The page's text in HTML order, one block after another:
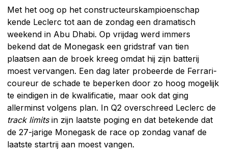
Met het oog op het constructeurskampioenschap
kende Leclerc tot aan de zondag een dramatisch
weekend in Abu Dhabi. Op vrijdag werd immers
bekend dat de Monegask een gridstraf van tien
plaatsen aan de broek kreeg omdat hij zijn batterij
moest vervangen. Een dag later probeerde de Ferrari-
coureur de schade te beperken door zo hoog mogelijk
te eindigen in de kwalificatie, maar ook dat ging
allerminst volgens plan. In Q2 overschreed Leclerc de
track limits in zijn laatste poging en dat betekende dat
de 27-jarige Monegask de race op zondag vanaf de
laatste startrij aan moest vangen.